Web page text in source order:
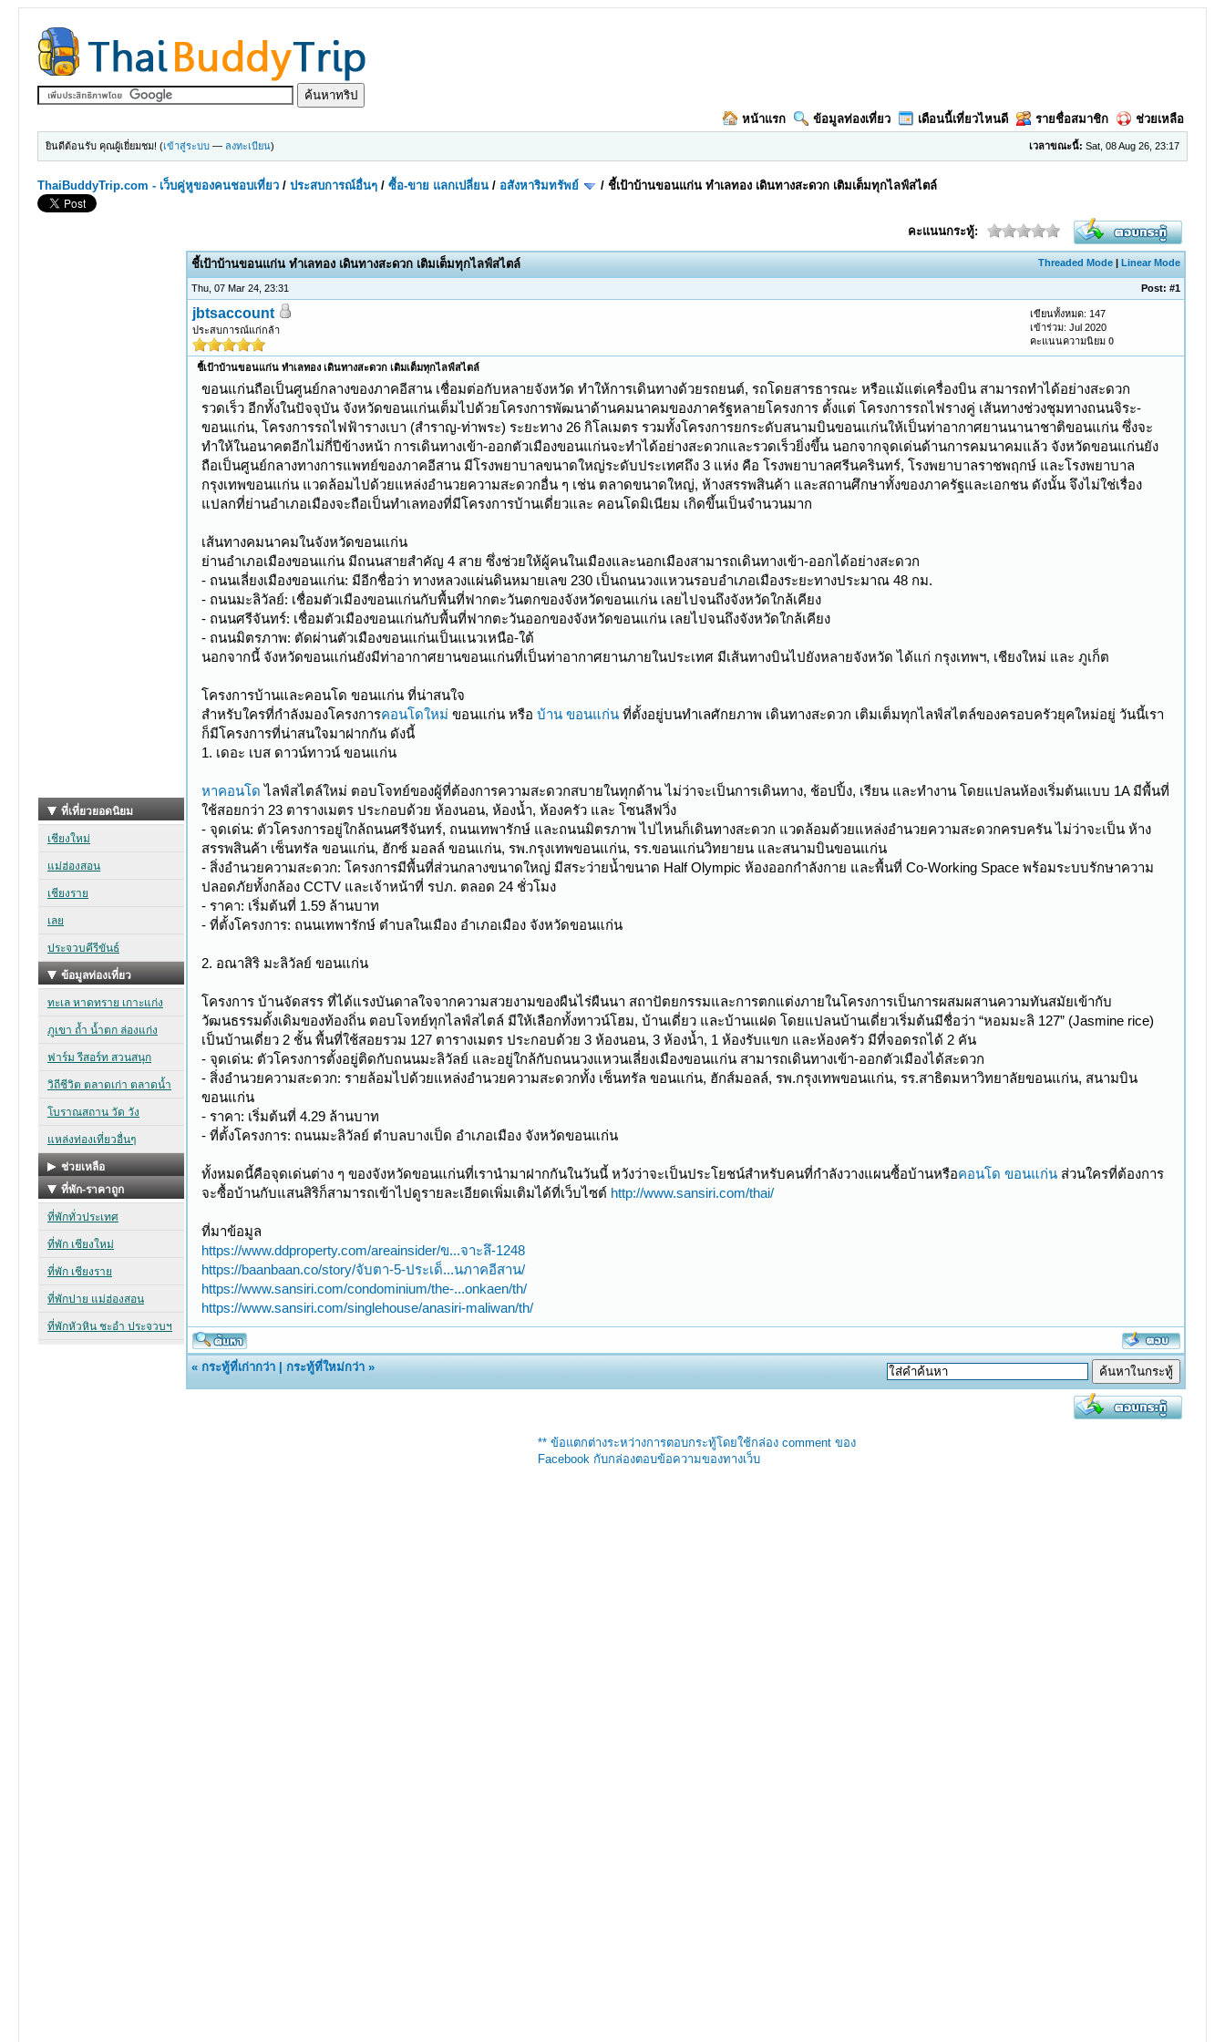
หน้าแรก ข้อมูลท่องเที่ยว เดือนนี้เที่ยวไหนดี รายชื่อสมาชิก ช่วยเหลือ
เวลาขณะนี้: Sat, 08 Aug 26, 23:17
ยินดีต้อนรับ คุณผู้เยี่ยมชม! (เข้าสู่ระบบ — ลงทะเบียน)
ThaiBuddyTrip.com - เว็บคู่หูของคนชอบเที่ยว /ประสบการณ์อื่นๆ /ซื้อ-ขาย แลกเปลี่ยน / อสังหาริมทรัพย์ / ชี้เป้าบ้านขอนแก่น ทำเลทอง เดินทางสะดวก เติมเต็มทุกไลฟ์สไตล์
คะแนนกระทู้:
Threaded Mode |Linear Mode
ชี้เป้าบ้านขอนแก่น ทำเลทอง เดินทางสะดวก เติมเต็มทุกไลฟ์สไตล์
Thu, 07 Mar 24, 23:31 Post:#1
jbtsaccount
ประสบการณ์แก่กล้า
เขียนทั้งหมด: 147
เข้าร่วม: Jul 2020
คะแนนความนิยม0
ชี้เป้าบ้านขอนแก่น ทำเลทอง เดินทางสะดวก เติมเต็มทุกไลฟ์สไตล์
ขอนแก่นถือเป็นศูนย์กลางของภาคอีสาน เชื่อมต่อกับหลายจังหวัด ทำให้การเดินทางด้วยรถยนต์, รถโดยสารธารณะ หรือแม้แต่เครื่องบิน สามารถทำได้อย่างสะดวก
รวดเร็ว อีกทั้งในปัจจุบัน จังหวัดขอนแก่นเต็มไปด้วยโครงการพัฒนาด้านคมนาคมของภาครัฐหลายโครงการ ตั้งแต่ โครงการรถไฟรางคู่ เส้นทางช่วงชุมทางถนนจิระ-
ขอนแก่น, โครงการรถไฟฟ้ารางเบา (สำราญ-ท่าพระ) ระยะทาง 26 กิโลเมตร รวมทั้งโครงการยกระดับสนามบินขอนแก่นให้เป็นท่าอากาศยานนานาชาติขอนแก่น ซึ่งจะ
ทำให้ในอนาคตอีกไม่กี่ปีข้างหน้า การเดินทางเข้า-ออกตัวเมืองขอนแก่นจะทำได้อย่างสะดวกและรวดเร็วยิ่งขึ้น นอกจากจุดเด่นด้านการคมนาคมแล้ว จังหวัดขอนแก่นยัง
ถือเป็นศูนย์กลางทางการแพทย์ของภาคอีสาน มีโรงพยาบาลขนาดใหญ่ระดับประเทศถึง 3 แห่ง คือ โรงพยาบาลศรีนครินทร์, โรงพยาบาลราชพฤกษ์ และโรงพยาบาล
กรุงเทพขอนแก่น แวดล้อมไปด้วยแหล่งอำนวยความสะดวกอื่น ๆ เช่น ตลาดขนาดใหญ่, ห้างสรรพสินค้า และสถานศึกษาทั้งของภาครัฐและเอกชน ดังนั้น จึงไม่ใช่เรื่อง
แปลกที่ย่านอำเภอเมืองจะถือเป็นทำเลทองที่มีโครงการบ้านเดี่ยวและ คอนโดมิเนียม เกิดขึ้นเป็นจำนวนมาก
เส้นทางคมนาคมในจังหวัดขอนแก่น
ย่านอำเภอเมืองขอนแก่น มีถนนสายสำคัญ 4 สาย ซึ่งช่วยให้ผู้คนในเมืองและนอกเมืองสามารถเดินทางเข้า-ออกได้อย่างสะดวก
- ถนนเลี่ยงเมืองขอนแก่น: มีอีกชื่อว่า ทางหลวงแผ่นดินหมายเลข 230 เป็นถนนวงแหวนรอบอำเภอเมืองระยะทางประมาณ 48 กม.
- ถนนมะลิวัลย์: เชื่อมตัวเมืองขอนแก่นกับพื้นที่ฟากตะวันตกของจังหวัดขอนแก่น เลยไปจนถึงจังหวัดใกล้เคียง
- ถนนศรีจันทร์: เชื่อมตัวเมืองขอนแก่นกับพื้นที่ฟากตะวันออกของจังหวัดขอนแก่น เลยไปจนถึงจังหวัดใกล้เคียง
- ถนนมิตรภาพ: ตัดผ่านตัวเมืองขอนแก่นเป็นแนวเหนือ-ใต้
นอกจากนี้ จังหวัดขอนแก่นยังมีท่าอากาศยานขอนแก่นที่เป็นท่าอากาศยานภายในประเทศ มีเส้นทางบินไปยังหลายจังหวัด ได้แก่ กรุงเทพฯ, เชียงใหม่ และ ภูเก็ต
โครงการบ้านและคอนโด ขอนแก่น ที่น่าสนใจ
สำหรับใครที่กำลังมองโครงการคอนโดใหม่ ขอนแก่น หรือบ้าน ขอนแก่น ที่ตั้งอยู่บนทำเลศักยภาพ เดินทางสะดวก เติมเต็มทุกไลฟ์สไตล์ของครอบครัวยุคใหม่อยู่ วันนี้เรา
ก็มีโครงการที่น่าสนใจมาฝากกัน ดังนี้
1. เดอะ เบส ดาวน์ทาวน์ ขอนแก่น
หาคอนโด ไลฟ์สไตล์ใหม่ ตอบโจทย์ของผู้ที่ต้องการความสะดวกสบายในทุกด้าน ไม่ว่าจะเป็นการเดินทาง, ช้อปปิ้ง, เรียน และทำงาน โดยแปลนห้องเริ่มต้นแบบ 1A มีพื้นที่
ใช้สอยกว่า 23 ตารางเมตร ประกอบด้วย ห้องนอน, ห้องน้ำ, ห้องครัว และ โซนลีฟวิ่ง
- จุดเด่น: ตัวโครงการอยู่ใกล้ถนนศรีจันทร์, ถนนเทพารักษ์ และถนนมิตรภาพ ไปไหนก็เดินทางสะดวก แวดล้อมด้วยแหล่งอำนวยความสะดวกครบครัน ไม่ว่าจะเป็น ห้าง
สรรพสินค้า เซ็นทรัล ขอนแก่น, ฮักซ์ มอลล์ ขอนแก่น, รพ.กรุงเทพขอนแก่น, รร.ขอนแก่นวิทยายน และสนามบินขอนแก่น
- สิ่งอำนวยความสะดวก: โครงการมีพื้นที่ส่วนกลางขนาดใหญ่ มีสระว่ายน้ำขนาด Half Olympic ห้องออกกำลังกาย และพื้นที่ Co-Working Space พร้อมระบบรักษาความ
ปลอดภัยทั้งกล้อง CCTV และเจ้าหน้าที่ รปภ. ตลอด 24 ชั่วโมง
- ราคา: เริ่มต้นที่ 1.59 ล้านบาท
- ที่ตั้งโครงการ: ถนนเทพารักษ์ ตำบลในเมือง อำเภอเมือง จังหวัดขอนแก่น
2. อณาสิริ มะลิวัลย์ ขอนแก่น
โครงการ บ้านจัดสรร ที่ได้แรงบันดาลใจจากความสวยงามของผืนไร่ผืนนา สถาปัตยกรรมและการตกแต่งภายในโครงการเป็นการผสมผสานความทันสมัยเข้ากับ
วัฒนธรรมดั้งเดิมของท้องถิ่น ตอบโจทย์ทุกไลฟ์สไตล์ มีให้เลือกทั้งทาวน์โฮม, บ้านเดี่ยว และบ้านแฝด โดยแปลนบ้านเดี่ยวเริ่มต้นมีชื่อว่า “หอมมะลิ 127” (Jasmine rice)
เป็นบ้านเดี่ยว 2 ชั้น พื้นที่ใช้สอยรวม 127 ตารางเมตร ประกอบด้วย 3 ห้องนอน, 3 ห้องน้ำ, 1 ห้องรับแขก และห้องครัว มีที่จอดรถได้ 2 คัน
- จุดเด่น: ตัวโครงการตั้งอยู่ติดกับถนนมะลิวัลย์ และอยู่ใกล้กับถนนวงแหวนเลี่ยงเมืองขอนแก่น สามารถเดินทางเข้า-ออกตัวเมืองได้สะดวก
- สิ่งอำนวยความสะดวก: รายล้อมไปด้วยแหล่งอำนวยความสะดวกทั้ง เซ็นทรัล ขอนแก่น, ฮักส์มอลล์, รพ.กรุงเทพขอนแก่น, รร.สาธิตมหาวิทยาลัยขอนแก่น, สนามบิน
ขอนแก่น
- ราคา: เริ่มต้นที่ 4.29 ล้านบาท
- ที่ตั้งโครงการ: ถนนมะลิวัลย์ ตำบลบางเป็ด อำเภอเมือง จังหวัดขอนแก่น
ทั้งหมดนี้คือจุดเด่นต่าง ๆ ของจังหวัดขอนแก่นที่เรานำมาฝากกันในวันนี้ หวังว่าจะเป็นประโยชน์สำหรับคนที่กำลังวางแผนซื้อบ้านหรือคอนโด ขอนแก่น ส่วนใครที่ต้องการ
จะซื้อบ้านกับแสนสิริก็สามารถเข้าไปดูรายละเอียดเพิ่มเติมได้ที่เว็บไซต์ http://www.sansiri.com/thai/
ที่มาข้อมูล
https://www.ddproperty.com/areainsider/ข...จาะลึ-1248
https://baanbaan.co/story/จับตา-5-ประเด็...นภาคอีสาน/
https://www.sansiri.com/condominium/the-...onkaen/th/
https://www.sansiri.com/singlehouse/anasiri-maliwan/th/
«กระทู้ที่เก่ากว่า |กระทู้ที่ใหม่กว่า »
** ข้อแตกต่างระหว่างการตอบกระทู้โดยใช้กล่อง comment ของ
Facebook กับกล่องตอบข้อความของทางเว็บ